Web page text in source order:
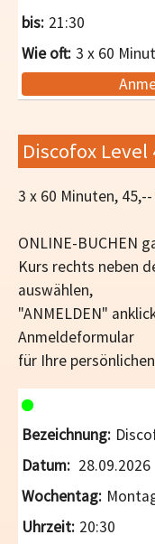
21:30
3 x 60
Discofox Level
3 x 60 Minuten,
ONLINE-BUCHEN
Kurs rechts neben
auswählen,
"ANMELDEN"
Anmeldeformular
für Ihre
28.09.2026
20:30